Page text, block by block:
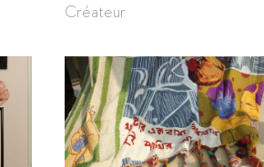
Créateur